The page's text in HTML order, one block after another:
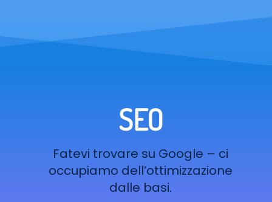
SEO
Fatevi trovare su Google – ci
occupiamo dell’ottimizzazione
dalle basi.